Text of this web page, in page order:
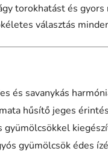
torokhatást és
választás
és savanykás
hűsítő jeges
gyümölcsökkel
gyümölcsök édes